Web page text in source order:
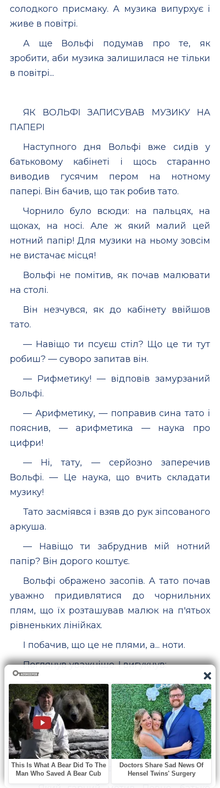
солодкого присмаку. А музика випурхує і
живе в повітрі.
А ще Вольфі подумав про те, як
зробити, аби музика залишилася не тільки
в повітрі...
ЯК ВОЛЬФІ ЗАПИСУВАВ МУЗИКУ НА
ПАПЕРІ
Наступного дня Вольфі вже сидів у
батьковому кабінеті і щось старанно
виводив гусячим пером на нотному
папері. Він бачив, що так робив тато.
Чорнило було всюди: на пальцях, на
щоках, на носі. Але ж який малий цей
нотний папір! Для музики на ньому зовсім
не вистачає місця!
Вольфі не помітив, як почав малювати
на столі.
Він незчувся, як до кабінету ввійшов
тато.
— Навіщо ти псуєш стіл? Що це ти тут
робиш? — суворо запитав він.
— Рифметику! — відповів замурзаний
Вольфі.
— Арифметику, — поправив сина тато і
пояснив, — арифметика — наука про
цифри!
— Ні, тату, — серйозно заперечив
Вольфі. — Це наука, що вчить складати
музику!
Тато засміявся і взяв до рук зіпсованого
аркуша.
— Навіщо ти забруднив мій нотний
папір? Він дорого коштує.
Вольфі ображено засопів. А тато почав
уважно придивлятися до чорнильних
плям, що їх розташував малюк на п'ятьох
рівненьких лінійках.
І побачив, що це не плями, а... ноти.
Поглянув уважніше. І вигукнув:
— Та це ж — мелодія!
— А що ж тут дивного, — знизав
плечима Вольфі, — це концерт для
клавесина! Хочеш, зіграю?
Він сів за інструмент і видобув з нього
легку чудову мелодію.